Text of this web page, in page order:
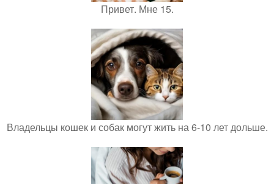
Привет. Мне 15.
Владельцы кошек и собак могут жить на 6-10 лет дольше.